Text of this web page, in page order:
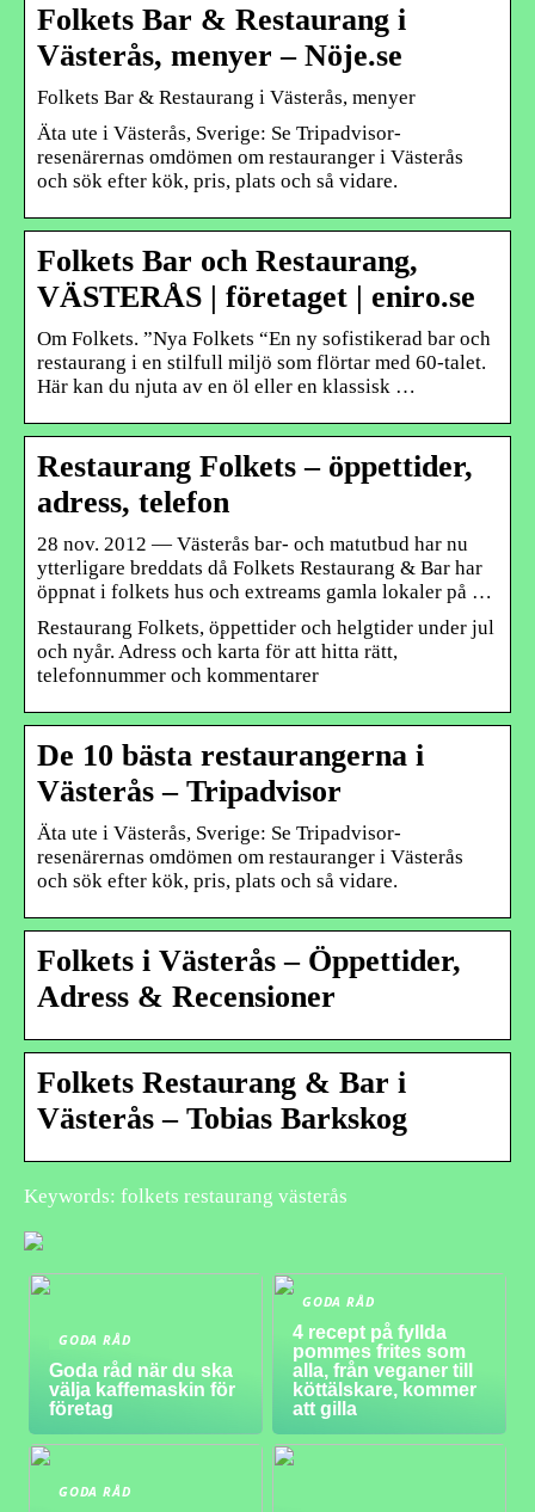
Folkets Bar & Restaurang i
Västerås, menyer – Nöje.se
Folkets Bar & Restaurang i Västerås, menyer
Äta ute i Västerås, Sverige: Se Tripadvisor-
resenärernas omdömen om restauranger i Västerås
och sök efter kök, pris, plats och så vidare.
Folkets Bar och Restaurang,
VÄSTERÅS | företaget | eniro.se
Om Folkets. ”Nya Folkets “En ny sofistikerad bar och
restaurang i en stilfull miljö som flörtar med 60-talet.
Här kan du njuta av en öl eller en klassisk …
Restaurang Folkets – öppettider,
adress, telefon
28 nov. 2012 — Västerås bar- och matutbud har nu
ytterligare breddats då Folkets Restaurang & Bar har
öppnat i folkets hus och extreams gamla lokaler på …
Restaurang Folkets, öppettider och helgtider under jul
och nyår. Adress och karta för att hitta rätt,
telefonnummer och kommentarer
De 10 bästa restaurangerna i
Västerås – Tripadvisor
Äta ute i Västerås, Sverige: Se Tripadvisor-
resenärernas omdömen om restauranger i Västerås
och sök efter kök, pris, plats och så vidare.
Folkets i Västerås – Öppettider,
Adress & Recensioner
Folkets Restaurang & Bar i
Västerås – Tobias Barkskog
Keywords: folkets restaurang västerås
GODA RÅD
Goda råd när du ska
välja kaffemaskin för
företag
GODA RÅD
4 recept på fyllda
pommes frites som
alla, från veganer till
köttälskare, kommer
att gilla
GODA RÅD